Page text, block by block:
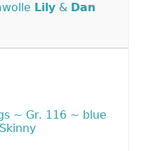
Lily & Dan
~ Gr. 116 ~ blue